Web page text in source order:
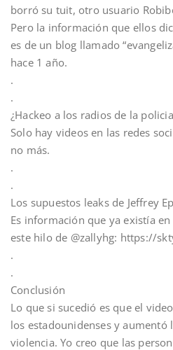
borró su tuit, otro usuario
Pero la información que ellos
es de un blog llamado
hace 1 año.
.
.
¿Hackeo a los radios de la
Solo hay videos en las redes
no más.
.
.
Los supuestos leaks de Jeffrey
Es información que ya existía
este hilo de @zallyhg: https://
.
.
Conclusión
Lo que si sucedió es que el
los estadounidenses y aumentó
violencia. Yo creo que las